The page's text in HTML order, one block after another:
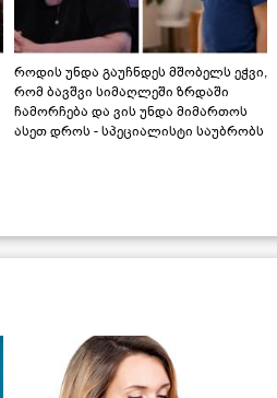
როდის უნდა გაუჩნდეს მშობელს ეჭვი,
რომ ბავშვი სიმაღლეში ზრდაში
ჩამორჩება და ვის უნდა მიმართოს
ასეთ დროს - სპეციალისტი საუბრობს